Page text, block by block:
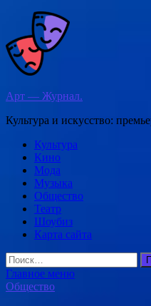
Перейти
содержимому
Арт — Журнал.
Культура и искусство:
Культура
Кино
Мода
Музыка
Общество
Театр
Шоубиз
Карта сайта
Найти:
Главное меню
Общество